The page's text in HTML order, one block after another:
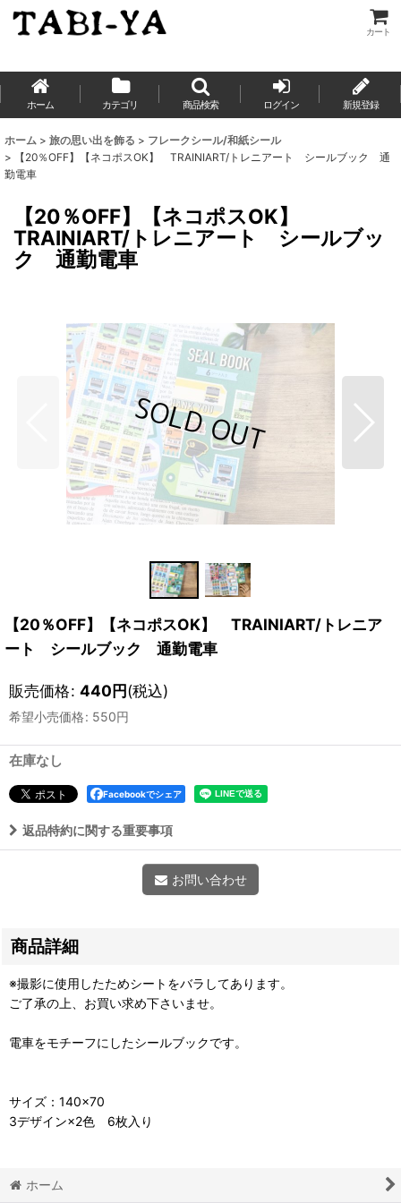
カート
ホーム カテゴリ 商品検索 ログイン 新規登録
ホーム > 旅の思い出を飾る > フレークシール/和紙シール
>
【20％OFF】【ネコポスOK】 TRAINIART/トレニアート シールブック 通
勤電車
【20％OFF】【ネコポスOK】
TRAINIART/トレニアート シールブッ
ク 通勤電車
【20％OFF】【ネコポスOK】 TRAINIART/トレニア
ート シールブック 通勤電車
販売価格: 440円(税込)
希望小売価格: 550円
在庫なし
Facebookでシェア
返品特約に関する重要事項
お問い合わせ
商品詳細
※撮影に使用したためシートをバラしてあります。
ご了承の上、お買い求め下さいませ。
電車をモチーフにしたシールブックです。
サイズ：140×70
3デザイン×2色 6枚入り
ホーム